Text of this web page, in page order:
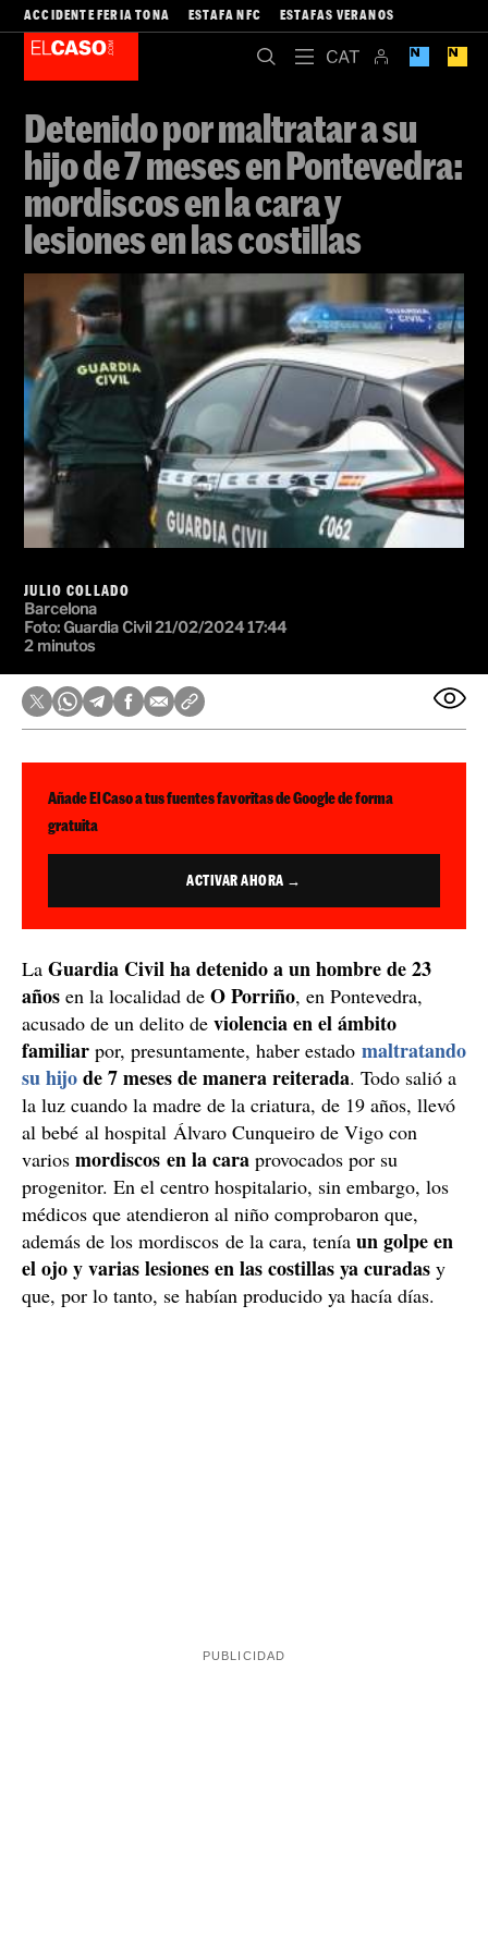
ACCIDENTE FERIA TONA ESTAFA NFC ESTAFAS VERANOS
Detenido por maltratar a su
hijo de 7 meses en Pontevedra:
mordiscos en la cara y
lesiones en las costillas
JULIO COLLADO
Barcelona
Foto:Guardia Civil21/02/2024 17:44
2 minutos
Añade El Caso a tus fuentes favoritas de Google de forma
gratuita
ACTIVAR AHORA →
La Guardia Civil ha detenido a un hombre de 23
años en la localidad de O Porriño, en Pontevedra,
acusado de un delito de violencia en el ámbito
familiar por, presuntamente, haber estado maltratando
su hijode 7 meses de manera reiterada. Todo salió a
la luz cuando la madre de la criatura, de 19 años, llevó
al bebé al hospital Álvaro Cunqueiro de Vigo con
varios mordiscos en la cara provocados por su
progenitor. En el centro hospitalario, sin embargo, los
médicos que atendieron al niño comprobaron que,
además de los mordiscos de la cara, tenía un golpe en
el ojo y varias lesiones en las costillas ya curadas y
que, por lo tanto, se habían producido ya hacía días.